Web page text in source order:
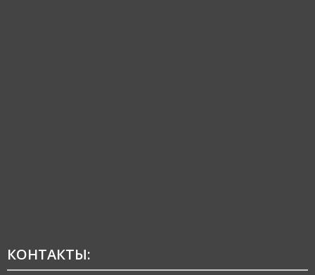
КОНТАКТЫ: